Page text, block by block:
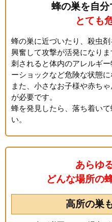
蜂の巣を自
とても
蜂の巣に近づいたり、殺虫
興奮して攻撃が活発になりま
刺されると体内のアレルギ
ーショックなど危険な状態に
また、小さなお子様や赤ち
が必要です。
蜂を発見したら、落ち着い
い。
あらゆ
どんな場所の
高所の巣